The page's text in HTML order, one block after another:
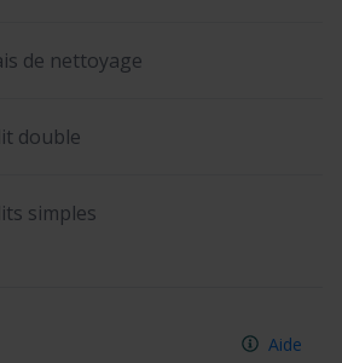
de nettoyage
double
simples
Aide